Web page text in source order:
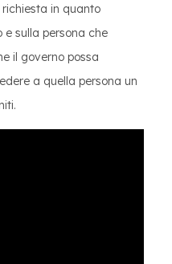
in quanto
e sulla persona che
il governo possa
a quella persona un